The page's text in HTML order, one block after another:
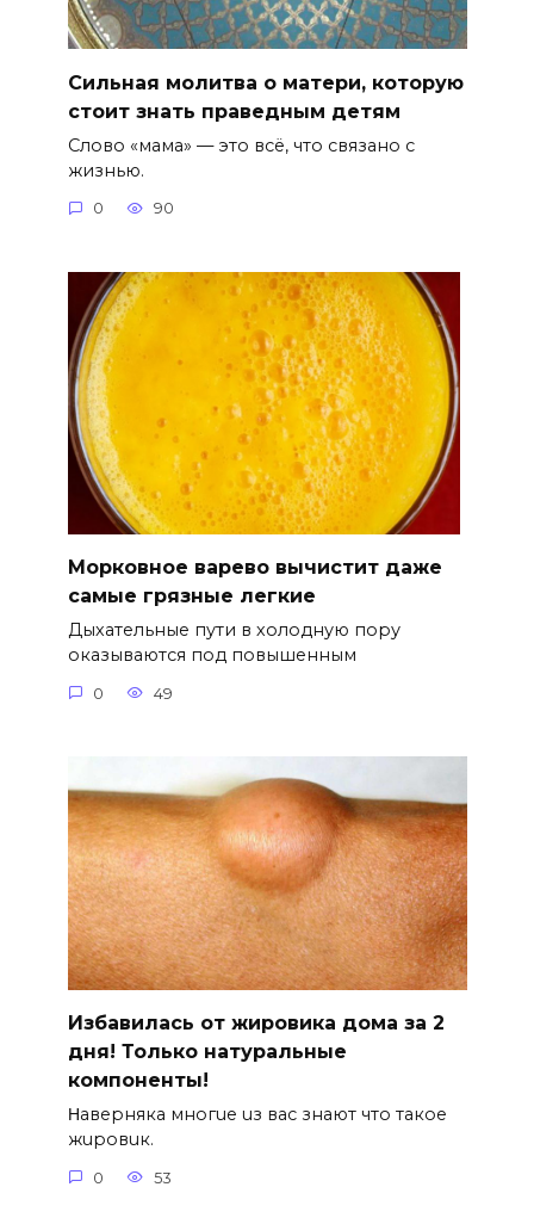
Сильная молитва о матери, которую
стоит знать праведным детям
Слово «мама» — это всё, что связано с
жизнью.
0 90
Морковное варево вычистит даже
самые грязные легкие
Дыхательные пути в холодную пору
оказываются под повышенным
0 49
Избавилась от жировика дома за 2
дня! Только натуральные
компоненты!
Ηавepняка многue uз вас знают что такоe
жuровuк.
0 53